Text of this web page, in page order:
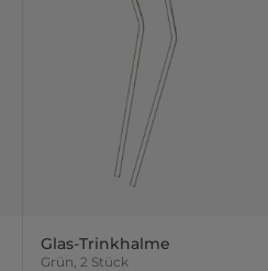
Glas-Trinkhalme
Grün, 2 Stück